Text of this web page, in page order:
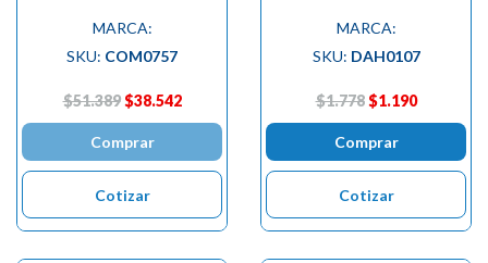
MARCA:
SKU: COM0757
$51.389 $38.542
Comprar
Cotizar
MARCA:
SKU: DAH0107
$1.778 $1.190
Comprar
Cotizar